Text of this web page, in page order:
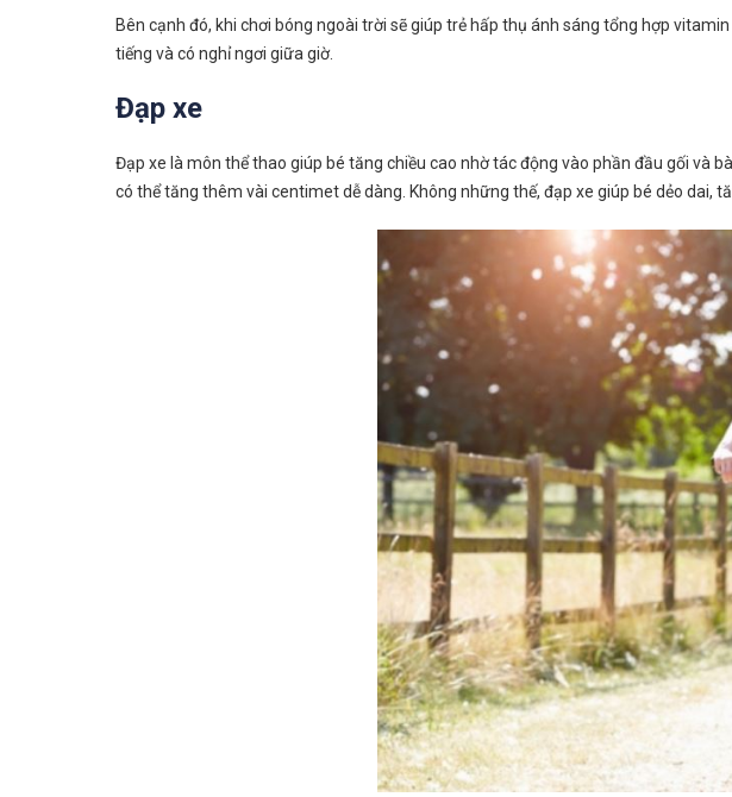
Bên cạnh đó, khi chơi bóng ngoài trời sẽ giúp trẻ hấp thụ ánh sáng tổng hợp
tiếng và có nghỉ ngơi giữa giờ.
Đạp xe
Đạp xe là môn thể thao giúp bé tăng chiều cao nhờ tác động vào phần đầu gối và
có thể tăng thêm vài centimet dễ dàng. Không những thế, đạp xe giúp bé dẻo